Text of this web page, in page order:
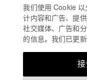
COOKIES政策
我们使用 Cookie
计内容和广告、提
社交媒体、广告和
的信息。我们已更